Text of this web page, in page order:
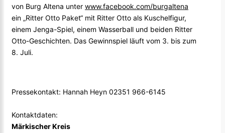
von Burg Altena unter www.facebook.com/burgaltena
ein „Ritter Otto Paket“ mit Ritter Otto als Kuschelfigur,
einem Jenga-Spiel, einem Wasserball und beiden Ritter
Otto-Geschichten. Das Gewinnspiel läuft vom 3. bis zum
8. Juli.
Pressekontakt: Hannah Heyn 02351 966-6145
Kontaktdaten:
Märkischer Kreis